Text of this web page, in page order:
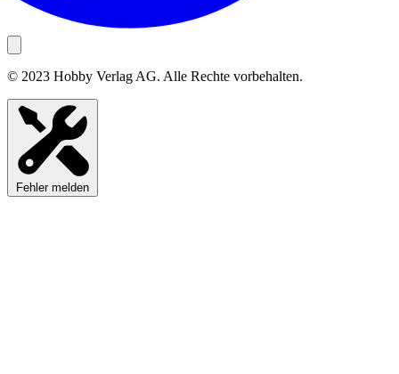
© 2023 Hobby Verlag AG. Alle Rechte vorbehalten.
Fehler melden